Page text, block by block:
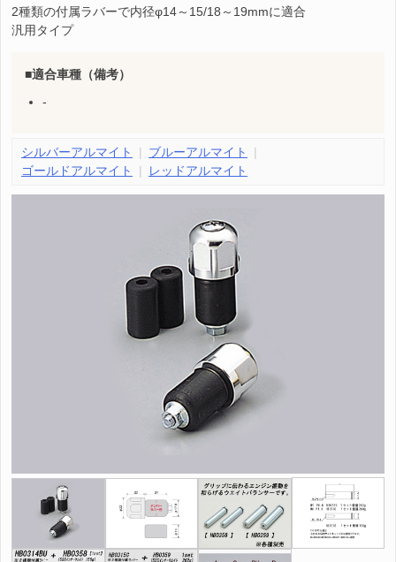
2種類の付属ラバーで内径φ14～15/18～19mmに適合
汎用タイプ
適合車種（備考）
-
シルバーアルマイト
ブルーアルマイト
ゴールドアルマイト
レッドアルマイト